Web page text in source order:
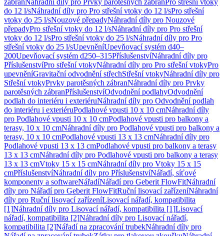
zábranNáhradní díly pro Prvky parotěsných zábranPro střešní vtoky
do 12 l/sNáhradní díly pro Pro střešní vtoky do 12 l/sPro střešní
vtoky do 25 l/sNouzové přepadyNáhradní díly pro Nouzové
přepadyPro střešní vtoky do 12 l/sNáhradní díly pro Pro střešní
vtoky do 12 l/sPro střešní vtoky do 25 l/sNáhradní díly pro Pro
střešní vtoky do 25 l/sUpevněníUpevňovací systém d40–
200Upevňovací systém d250–315PříslušenstvíNáhradní díly pro
PříslušenstvíPro střešní vtokyNáhradní díly pro Pro střešní vtokyPro
upevněníGravitační odvodnění střechStřešní vtokyNáhradní díly pro
Střešní vtokyPrvky parotěsných zábranNáhradní díly pro Prvky
parotěsných zábranPříslušenstvíOdvodnění podlahyOdvodnění
podlah do interiéru i exteriéruNáhradní díly pro Odvodnění podlah
do interiéru i exteriéruPodlahové vpusti 10 x 10 cmNáhradní díly
pro Podlahové vpusti 10 x 10 cmPodlahové vpusti pro balkony a
terasy, 10 x 10 cmNáhradní díly pro Podlahové vpusti pro balkony a
terasy, 10 x 10 cmPodlahové vpusti 13 x 13 cmNáhradní díly pro
Podlahové vpusti 13 x 13 cmPodlahové vpusti pro balkony a terasy
13 x 13 cmNáhradní díly pro Podlahové vpusti pro balkony a terasy
13 x 13 cmVtoky 15 x 15 cmNáhradní díly pro Vtoky 15 x 15
cmPříslušenstvíNáhradní díly pro PříslušenstvíNářadí, síťové
komponenty a softwareNářadíNářadí pro Geberit FlowFitNáhradní
díly pro Nářadí pro Geberit FlowFitRuční lisovací zařízeníNáhradní
díly pro Ruční lisovací zařízeníLisovací nářadí, kompatibilita
[1]Náhradní díly pro Lisovací nářadí, kompatibilita [1]Lisovací
nářadí, kompatibilita [2]Náhradní díly pro Lisovací nářadí,
kompatibilita [2]Nářadí na zpracování trubekNáhradní díly pro